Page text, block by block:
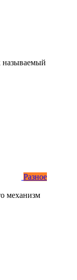
называемый
Разное
механизм